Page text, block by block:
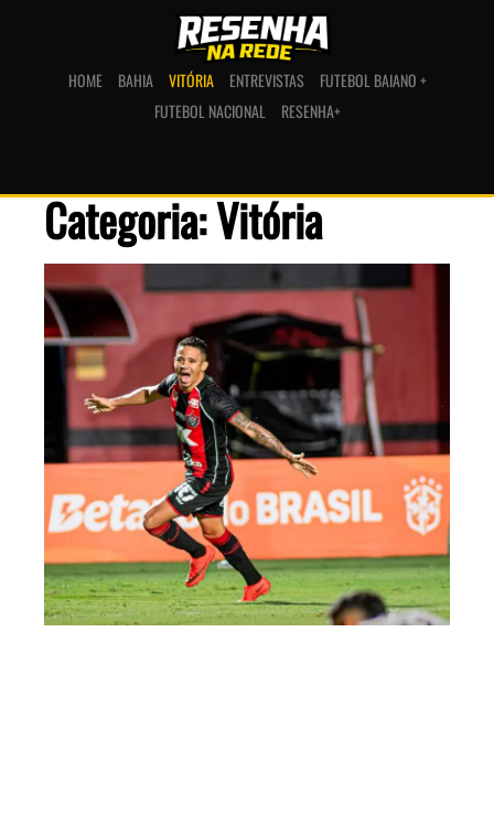
HOME BAHIA VITÓRIA ENTREVISTAS
FUTEBOL BAIANO +
FUTEBOL NACIONAL
RESENHA+
Categoria: Vitória